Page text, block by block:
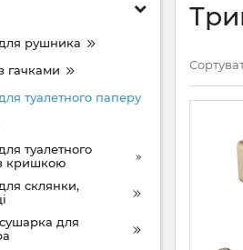
рушника
гачками
туалетного паперу
туалетного
кришкою
склянки,
для